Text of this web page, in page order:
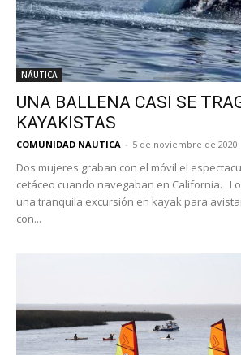
NÁUTICA
UNA BALLENA CASI SE
KAYAKISTAS
COMUNIDAD NAUTICA - 5 de noviembre de 2020
Dos mujeres graban con el móvil el
cetáceo cuando navegaban en California.
una tranquila excursión en kayak para
con...